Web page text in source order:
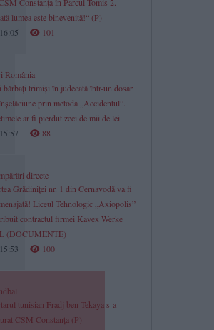
lumea este binevenită!“ (P)
16:05
101
România
bărbați trimiși în judecată într-un dosar
prin metoda „Accidentul”.
ar fi pierdut zeci de mii de lei
15:57
88
directe
Grădiniței nr. 1 din Cernavodă va fi
Liceul Tehnologic „Axiopolis”
contractul firmei Kavex Werke
(DOCUMENTE)
15:53
100
tunisian Fradj ben Tekaya s-a
CSM Constanța (P)